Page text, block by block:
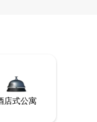
店式公寓